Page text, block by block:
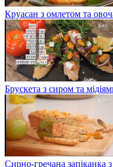
Круасан з омлетом та
Брускета з сиром та
Сирно-гречана запіканка